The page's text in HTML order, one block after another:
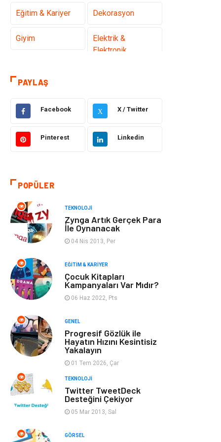
Eğitim & Kariyer Dekorasyon
Giyim
Elektrik &
Elektronik
Gıda
Mobilya
Optimizasyonu
Domain Seo Nedir
Makaleler Bebek Giyim
Hosting
Programlama Algoritma
Kurumsal
Kültür
PAYLAŞ
Facebook X X / Twitter
Pinterest Linkedin
POPÜLER
TEKNOLOJI
Zynga Artık Gerçek Para
İle Oynanacak
04 Nis 2013, Per
EĞITIM & KARIYER
Çocuk Kitapları
Kampanyaları Var Mıdır?
06 Haz 2022, Pts
GENEL
Progresif Gözlük ile
Hayatın Hızını Kesintisiz
Yakalayın
01 Tem 2026, Çar
TEKNOLOJI
Twitter TweetDeck
Desteğini Çekiyor
05 Mar 2013, Sal
GÖRSEL